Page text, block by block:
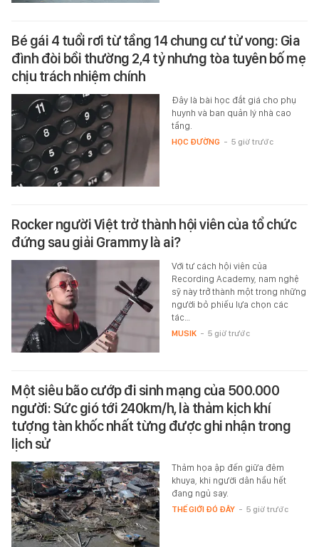
Bé gái 4 tuổi rơi từ tầng 14 chung cư tử vong: Gia
đình đòi bồi thường 2,4 tỷ nhưng tòa tuyên bố mẹ
chịu trách nhiệm chính
Đây là bài học đắt giá cho phụ
huynh và ban quản lý nhà cao
tầng.
HỌC ĐƯỜNG - 5 giờ trước
Rocker người Việt trở thành hội viên của tổ chức
đứng sau giải Grammy là ai?
Với tư cách hội viên của
Recording Academy, nam nghệ
sỹ này trở thành một trong những
người bỏ phiếu lựa chọn các
tác…
MUSIK - 5 giờ trước
Một siêu bão cướp đi sinh mạng của 500.000
người: Sức gió tới 240km/h, là thảm kịch khí
tượng tàn khốc nhất từng được ghi nhận trong
lịch sử
Thảm họa ập đến giữa đêm
khuya, khi người dân hầu hết
đang ngủ say.
THẾ GIỚI ĐÓ ĐÂY - 5 giờ trước